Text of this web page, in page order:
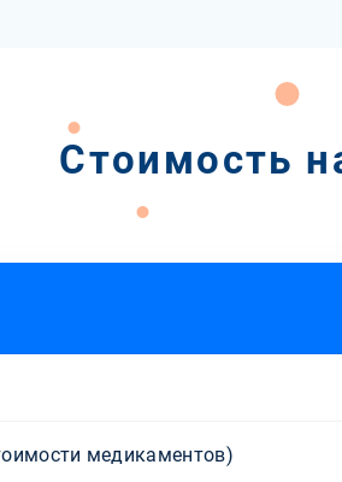
Стоимость
медикаментов)